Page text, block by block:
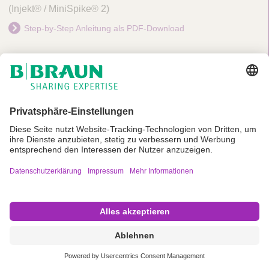
(Injekt® / MiniSpike® 2)
Step-by-Step Anleitung als PDF-Download
Passende Produkte
Softa-Man® pure
Mini-Spike®, Mini-Spike® V,